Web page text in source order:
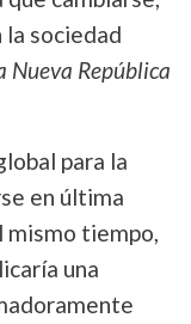
la sociedad
Nueva República
para la
en última
mismo tiempo,
una